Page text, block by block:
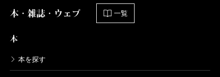
本・雑誌・ウェブ 一覧
本
本を探す